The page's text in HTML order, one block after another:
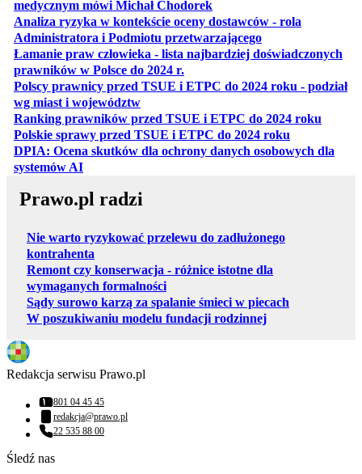
medycznym mówi Michał Chodorekotwiera się w nowej karcie
Analiza ryzyka w kontekście oceny dostawców - rola
Administratora i Podmiotu przetwarzającegootwiera się w
Łamanie praw człowieka - lista najbardziej doświadczonych
prawników w Polsce do 2024 r.
Polscy prawnicy przed TSUE i ETPC do 2024 roku - podział
wg miast i województwotwiera się w nowej karcie
Ranking prawników przed TSUE i ETPC do 2024 roku
Polskie sprawy przed TSUE i ETPC do 2024 roku
DPIA: Ocena skutków dla ochrony danych osobowych dla
systemów AIotwiera się w nowej karcie
Prawo.pl radzi
Nie warto ryzykować przelewu do zadłużonego
kontrahenta
Remont czy konserwacja - różnice istotne dla
wymaganych formalności
Sądy surowo karzą za spalanie śmieci w piecach
W poszukiwaniu modelu fundacji rodzinnej
Redakcja serwisu Prawo.pl
Numer telefonu:
801 04 45 45
Adres email:
redakcja@prawo.pl
Numer telefonu:
22 535 88 00
Śledź nas